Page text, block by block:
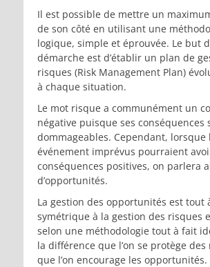
Il est possible de mettre un
de son côté en utilisant une
logique, simple et éprouvée. Le but
démarche est d’établir un plan de
risques (Risk Management Plan)
à chaque situation.
Le mot risque a communément un
négative puisque ses conséquences
dommageables. Cependant, lorsque
événement imprévus pourraient
conséquences positives, on parlera
d’opportunités.
La gestion des opportunités est tout
symétrique à la gestion des risques
selon une méthodologie tout à fait
la différence que l’on se protège
que l’on encourage les opportunités.